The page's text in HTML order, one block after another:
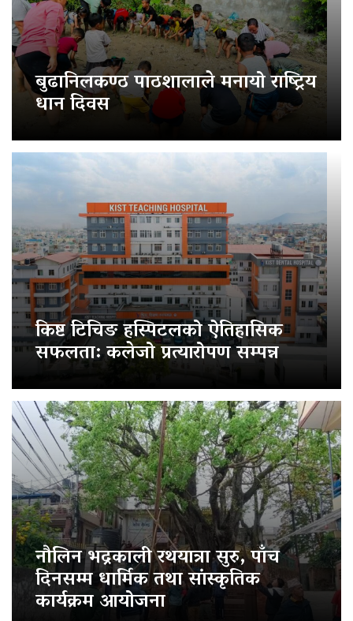
बुढानिलकण्ठ पाठशालाले मनायो राष्ट्रिय
धान दिवस
किष्ट टिचिङ हस्पिटलको ऐतिहासिक
सफलता: कलेजो प्रत्यारोपण सम्पन्न
नौलिन भद्रकाली रथयात्रा सुरु, पाँच
दिनसम्म धार्मिक तथा सांस्कृतिक
कार्यक्रम आयोजना